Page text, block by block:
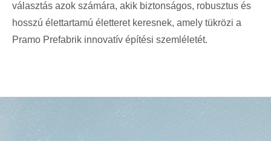
választás azok számára, akik biztonságos, robusztus és
hosszú élettartamú életteret keresnek, amely tükrözi a
Pramo Prefabrik innovatív építési szemléletét.